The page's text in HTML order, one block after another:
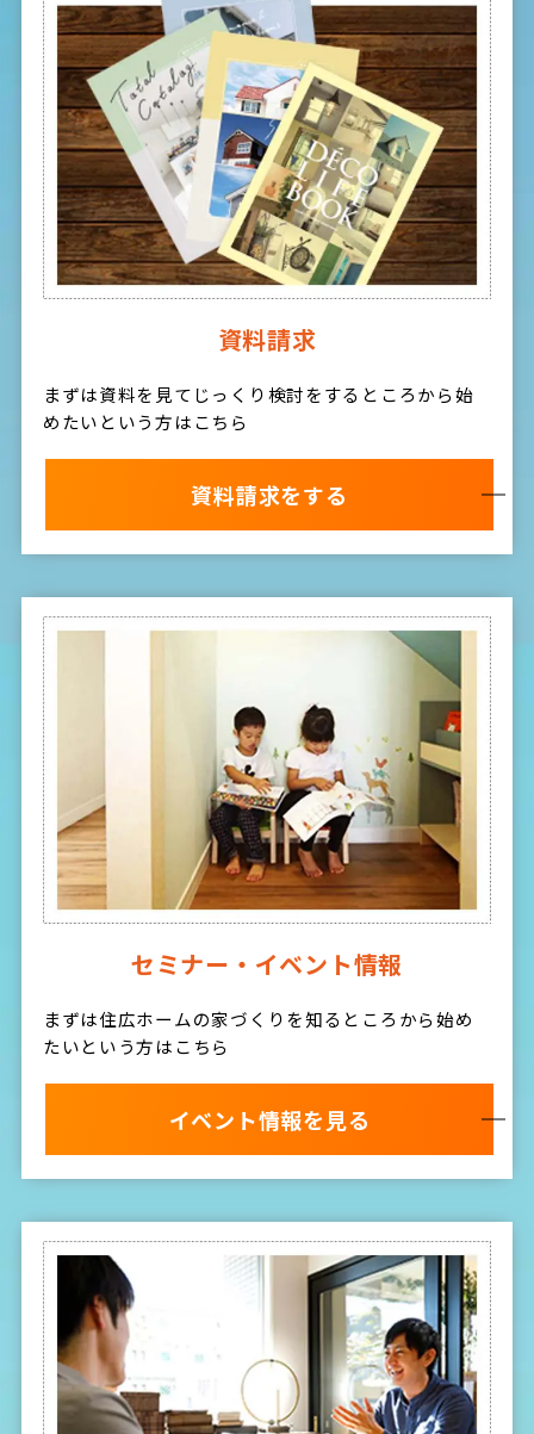
資料請求
まずは資料を見てじっくり検討をするところから始
めたいという方はこちら
資料請求をする
セミナー・イベント情報
まずは住広ホームの家づくりを知るところから始め
たいという方はこちら
イベント情報を見る